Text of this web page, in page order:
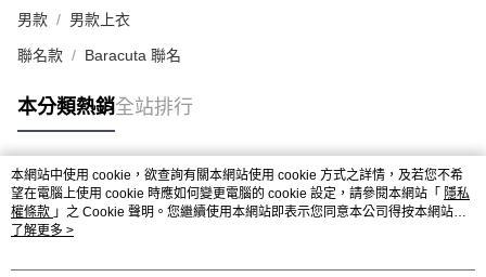
男款 男款上衣
聯名款 Baracuta 聯名
本分類熱銷全站排行
熱門標籤
本網站中使用 cookie，欲查詢有關本網站使用 cookie 方式之詳情，及若您不希
望在電腦上使用 cookie 時應如何變更電腦的 cookie 設定，請參閱本網站「 隱私
權條款 」之 Cookie 聲明。您繼續使用本網站即表示您同意本公司得按本網站使
用條款之 Cookie 聲明使用 cookie。
了解更多 >